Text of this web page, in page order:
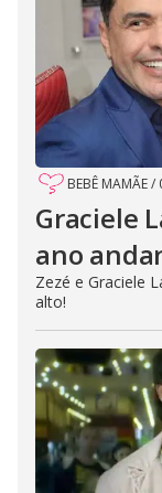
BEBÊ MAMÃE/
Graciele
ano
Zezé e Graciele
alto!